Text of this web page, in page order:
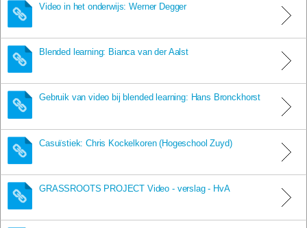
Video in het onderwijs: Werner Degger
Blended learning: Bianca van der Aalst
Gebruik van video bij blended learning: Hans Bronckhorst
Casuïstiek: Chris Kockelkoren (Hogeschool Zuyd)
GRASSROOTS PROJECT Video - verslag - HvA